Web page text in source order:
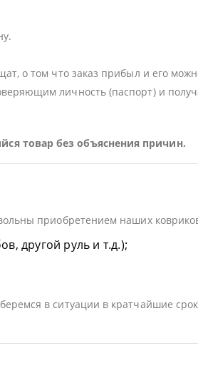
о том что заказ прибыл и его
личность (паспорт) и
товар без объяснения причин.
приобретением наших
другой руль и т.д.);
в ситуации в кратчайшие